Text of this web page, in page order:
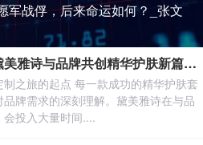
军战俘，后来命运如何？_张文
星火配资 黛美雅诗与品牌共创精华护肤新篇章，精华护肤套盒定制流程介绍
之旅的起点 每一款成功的精华护肤套
牌需求的深刻理解。黛美雅诗在与品
会投入大量时间....